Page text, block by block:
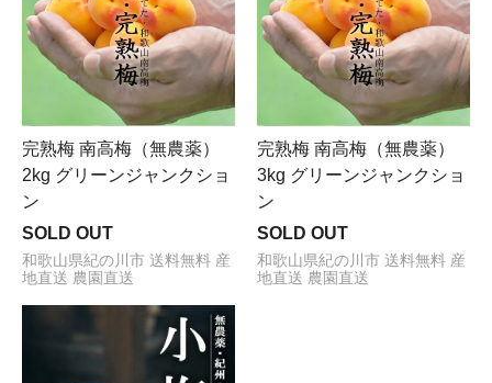
完熟梅 南高梅（無農薬）
2kg グリーンジャンクショ
ン
SOLD OUT
和歌山県紀の川市 送料無料 産
地直送 農園直送
完熟梅 南高梅（無農薬）
3kg グリーンジャンクショ
ン
SOLD OUT
和歌山県紀の川市 送料無料 産
地直送 農園直送